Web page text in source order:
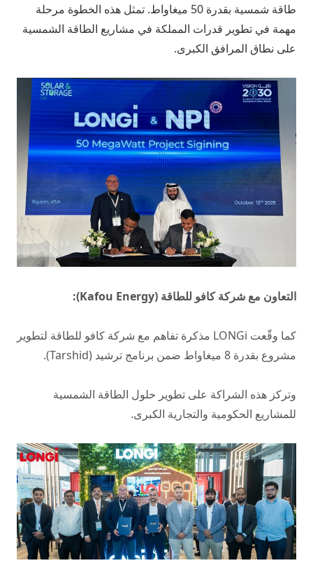
طاقة شمسية بقدرة 50 ميغاواط. تمثل هذه الخطوة مرحلة
مهمة في تطوير قدرات المملكة في مشاريع الطاقة الشمسية
على نطاق المرافق الكبرى.
التعاون مع شركة كافو للطاقة (Kafou Energy):
كما وقّعت LONGi مذكرة تفاهم مع شركة كافو للطاقة لتطوير
مشروع بقدرة 8 ميغاواط ضمن برنامج ترشيد (Tarshid).
وتركز هذه الشراكة على تطوير حلول الطاقة الشمسية
للمشاريع الحكومية والتجارية الكبرى.